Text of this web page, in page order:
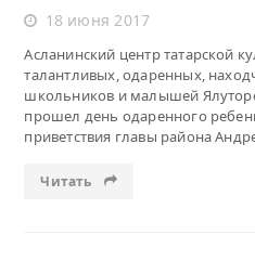
18 июня 2017
Асланинский центр татарской
талантливых, одаренных,
школьников и малышей
прошел день одаренного
приветствия главы района
Читать